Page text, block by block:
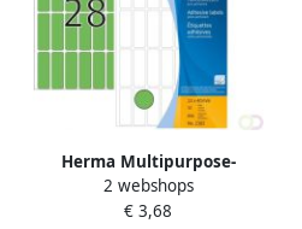
Herma Multipurpose-
etiketten 13 x 40 mm groen
permanent hechtend om
2 webshops
€ 3,68